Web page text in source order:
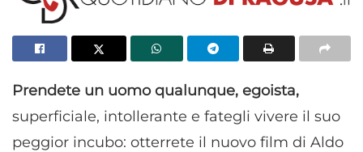
Prendete un uomo qualunque, egoista,
superficiale, intollerante e fategli vivere il suo
peggior incubo: otterrete il nuovo film di Aldo